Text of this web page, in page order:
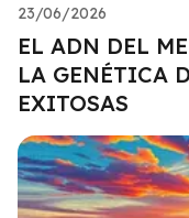
23/06/2026
EL ADN DEL
LA GENÉTICA
EXITOSAS